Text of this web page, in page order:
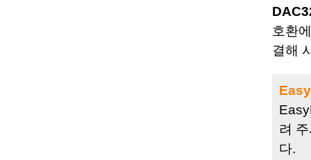
호환
결해
려
다.